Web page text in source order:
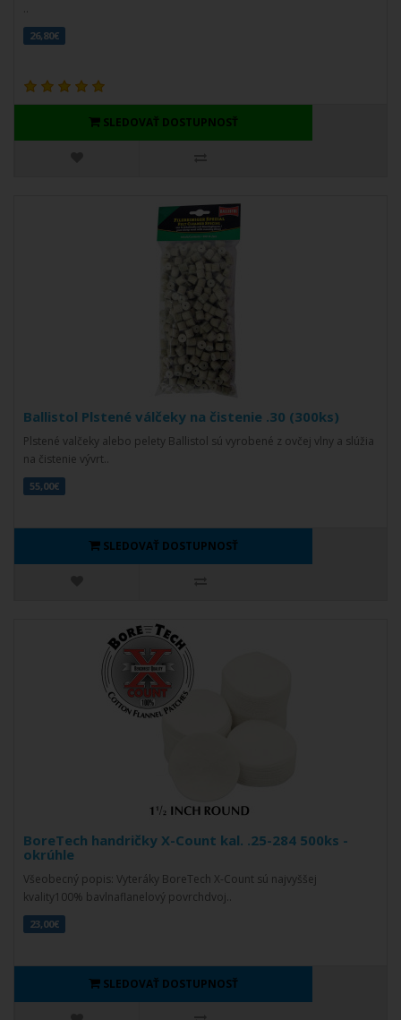
..
26,80€
SLEDOVAŤ DOSTUPNOSŤ
Ballistol Plstené válčeky na čistenie .30 (300ks)
Plstené valčeky alebo pelety Ballistol sú vyrobené z ovčej vlny a slúžia
na čistenie vývrt..
55,00€
SLEDOVAŤ DOSTUPNOSŤ
BoreTech handričky X-Count kal. .25-284 500ks -
okrúhle
Všeobecný popis: Vyteráky BoreTech X-Count sú najvyššej
kvality100% bavlnaflanelový povrchdvoj..
23,00€
SLEDOVAŤ DOSTUPNOSŤ